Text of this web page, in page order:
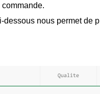
dessous nous permet de